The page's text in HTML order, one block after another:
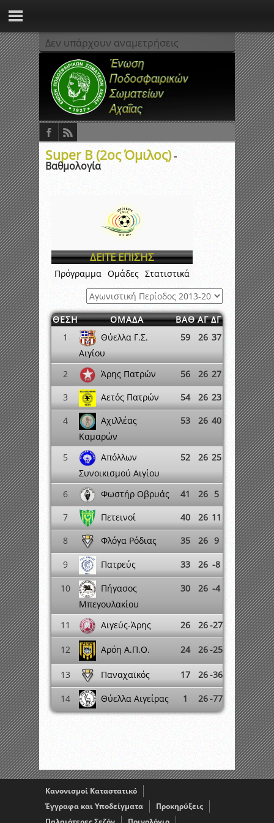
Δεν υπάρχουν αναμετρήσεις
Super B (2ος Όμιλος)-
Βαθμολογία
ΔΕΙΤΕ ΕΠΙΣΗΣ
Πρόγραμμα Ομάδες Στατιστικά
ΘΕΣΗ ΟΜΑΔΑ ΒΑΘ ΑΓ ΔΓ
1
Θύελλα Γ.Σ.
Αιγίου
59 26 37
2 Άρης Πατρών 56 26 27
3
Αετός Πατρών 54 26 23
4
Αχιλλέας
Καμαρών
53 26 40
5
Απόλλων
Συνοικισμού Αιγίου
52 26 25
6 Φωστήρ Οβρυάς 41 26 5
7
Πετεινοί 40 26 11
8
Φλόγα Ρόδιας 35 26 9
9 Πατρεύς 33 26 -8
10
Πήγασος
Μπεγουλακίου
30 26 -4
11 Αιγεύς-Άρης 26 26-27
12 Αρόη Α.Π.Ο. 24 26-25
13 Παναχαϊκός 17 26-36
14 Θύελλα Αιγείρας 1 26-77
Κανονισμοί Καταστατικό
Έγγραφα και Υποδείγματα
Προκηρύξεις